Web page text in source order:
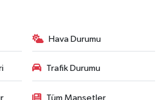
Hava Durumu
Trafik Durumu
Tüm Manşetler